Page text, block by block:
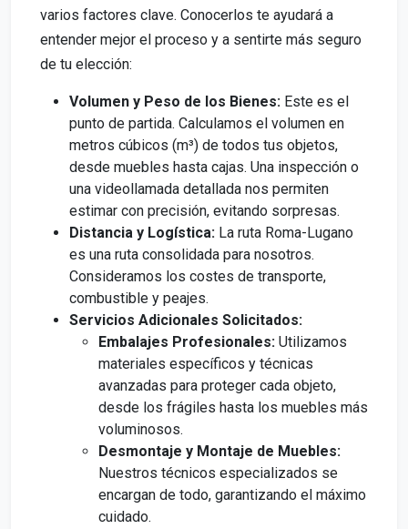
varios factores clave. Conocerlos te ayudará a
entender mejor el proceso y a sentirte más seguro
de tu elección:
Volumen y Peso de los Bienes: Este es el
punto de partida. Calculamos el volumen en
metros cúbicos (m³) de todos tus objetos,
desde muebles hasta cajas. Una inspección o
una videollamada detallada nos permiten
estimar con precisión, evitando sorpresas.
Distancia y Logística: La ruta Roma-Lugano
es una ruta consolidada para nosotros.
Consideramos los costes de transporte,
combustible y peajes.
Servicios Adicionales Solicitados:
Embalajes Profesionales: Utilizamos
materiales específicos y técnicas
avanzadas para proteger cada objeto,
desde los frágiles hasta los muebles más
voluminosos.
Desmontaje y Montaje de Muebles:
Nuestros técnicos especializados se
encargan de todo, garantizando el máximo
cuidado.